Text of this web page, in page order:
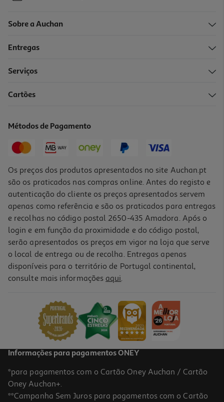
4.4
Chourição Polegar Fatias 200g
Sobre a Auchan
Entregas
Serviços
Cartões
Métodos de Pagamento
Os preços dos produtos apresentados no site Auchan.pt
são os praticados nas compras online. Antes do registo e
autenticação do cliente os preços apresentados servem
apenas como referência e são os praticados para entregas
e recolhas no código postal 2650-435 Amadora. Após o
login e em função da proximidade e do código postal,
serão apresentados os preços em vigor na loja que serve
o local de entrega ou de recolha. Entregas apenas
disponíveis para o território de Portugal continental,
consulte mais informações aqui.
Informações para pagamentos ONEY
*para pagamentos com o Cartão Oney Auchan / Cartão
Oney Auchan+.
**Campanha Sem Juros para pagamentos com o Cartão